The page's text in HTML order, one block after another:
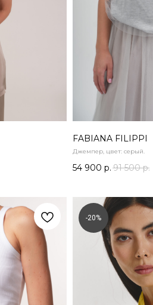
FABIANA FILIPPI
Джемпер, цвет: серый.
54 900 р. 91 500 р.
-20%